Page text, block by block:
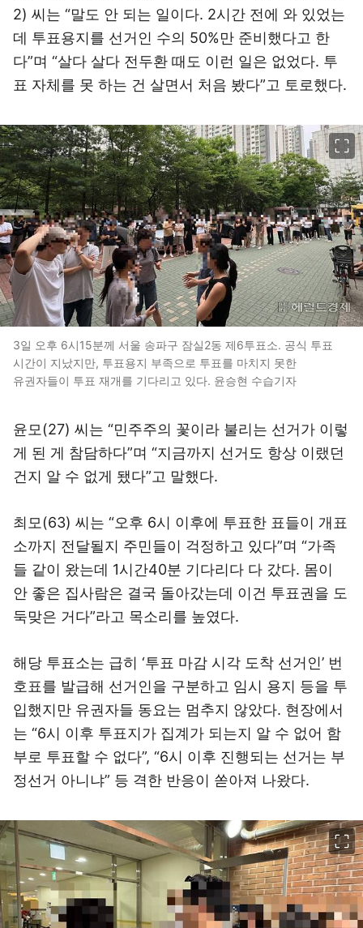
2) 씨는 “말도 안 되는 일이다. 2시간 전에 와 있었는
데 투표용지를 선거인 수의 50%만 준비했다고 한
다”며 “살다 살다 전두환 때도 이런 일은 없었다. 투
표 자체를 못 하는 건 살면서 처음 봤다”고 토로했다.
3일 오후 6시15분께 서울 송파구 잠실2동 제6투표소. 공식 투표
시간이 지났지만, 투표용지 부족으로 투표를 마치지 못한
유권자들이 투표 재개를 기다리고 있다. 윤승현 수습기자
윤모(27) 씨는 “민주주의 꽃이라 불리는 선거가 이렇
게 된 게 참담하다”며 “지금까지 선거도 항상 이랬던
건지 알 수 없게 됐다”고 말했다.
최모(63) 씨는 “오후 6시 이후에 투표한 표들이 개표
소까지 전달될지 주민들이 걱정하고 있다”며 “가족
들 같이 왔는데 1시간40분 기다리다 다 갔다. 몸이
안 좋은 집사람은 결국 돌아갔는데 이건 투표권을 도
둑맞은 거다”라고 목소리를 높였다.
해당 투표소는 급히 ‘투표 마감 시각 도착 선거인’ 번
호표를 발급해 선거인을 구분하고 임시 용지 등을 투
입했지만 유권자들 동요는 멈추지 않았다. 현장에서
는 “6시 이후 투표지가 집계가 되는지 알 수 없어 함
부로 투표할 수 없다”, “6시 이후 진행되는 선거는 부
정선거 아니냐” 등 격한 반응이 쏟아져 나왔다.